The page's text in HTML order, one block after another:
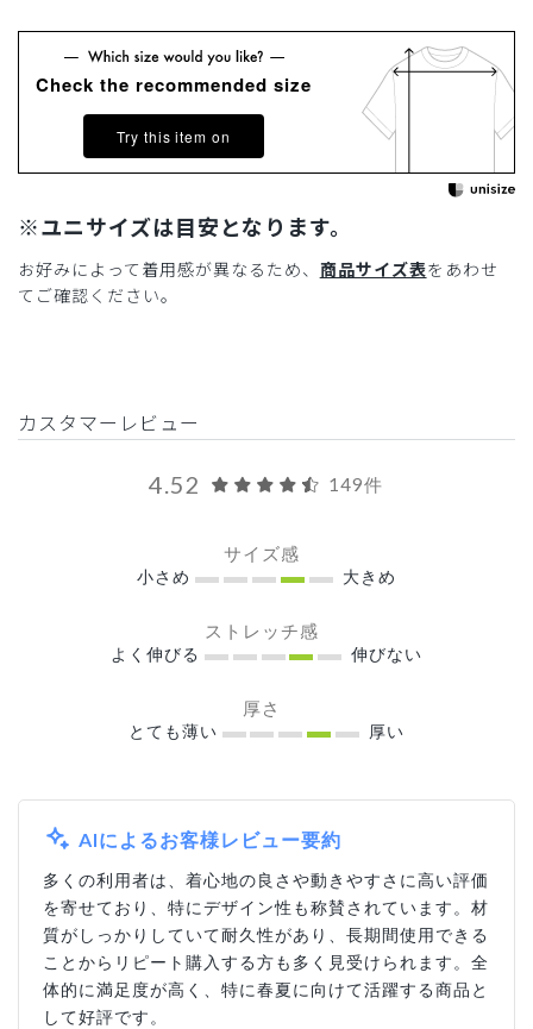
Check the recommended size
Try this item on
※ユニサイズは目安となります。
お好みによって着用感が異なるため、 商品サイズ表をあわせ
てご確認ください。
カスタマーレビュー
4.52 149件
サイズ感
小さめ 大きめ
ストレッチ感
よく伸びる 伸びない
厚さ
とても薄い 厚い
AIによるお客様レビュー要約
多くの利用者は、着心地の良さや動きやすさに高い評価
を寄せており、特にデザイン性も称賛されています。材
質がしっかりしていて耐久性があり、長期間使用できる
ことからリピート購入する方も多く見受けられます。全
体的に満足度が高く、特に春夏に向けて活躍する商品と
して好評です。